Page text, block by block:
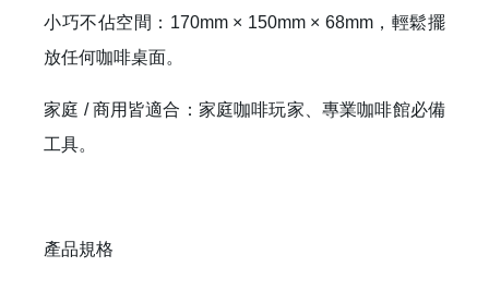
小巧不佔空間：170mm × 150mm × 68mm，輕鬆擺
放任何咖啡桌面。
家庭 / 商用皆適合：家庭咖啡玩家、專業咖啡館必備
工具。
產品規格